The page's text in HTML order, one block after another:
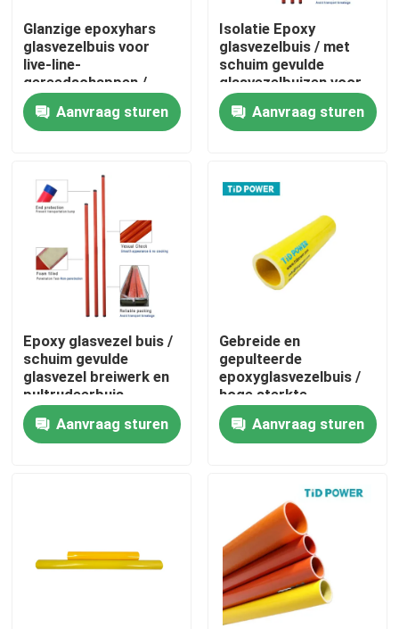
Thuis
Over ons
Fabriekstocht
Kwaliteitscontrole
Vraag een offerte
Glanzige epoxyhars
glasvezelbuis voor
live-line-
gereedschappen /
geen barsten
Pultrured
glasvezelbuis
Aanvraag sturen
Isolatie Epoxy
glasvezelbuis / met
schuim gevulde
glasvezelbuizen voor
gereedschappen voor
het opzetten van
lijntoestellen
Aanvraag sturen
Epoxy glasvezel buis /
schuim gevulde
glasvezel breiwerk en
pultrudeerbuis
Aanvraag sturen
Gebreide en
gepulteerde
epoxyglasvezelbuis /
hoge sterkte
epoxyglasvezelbuis
Aanvraag sturen